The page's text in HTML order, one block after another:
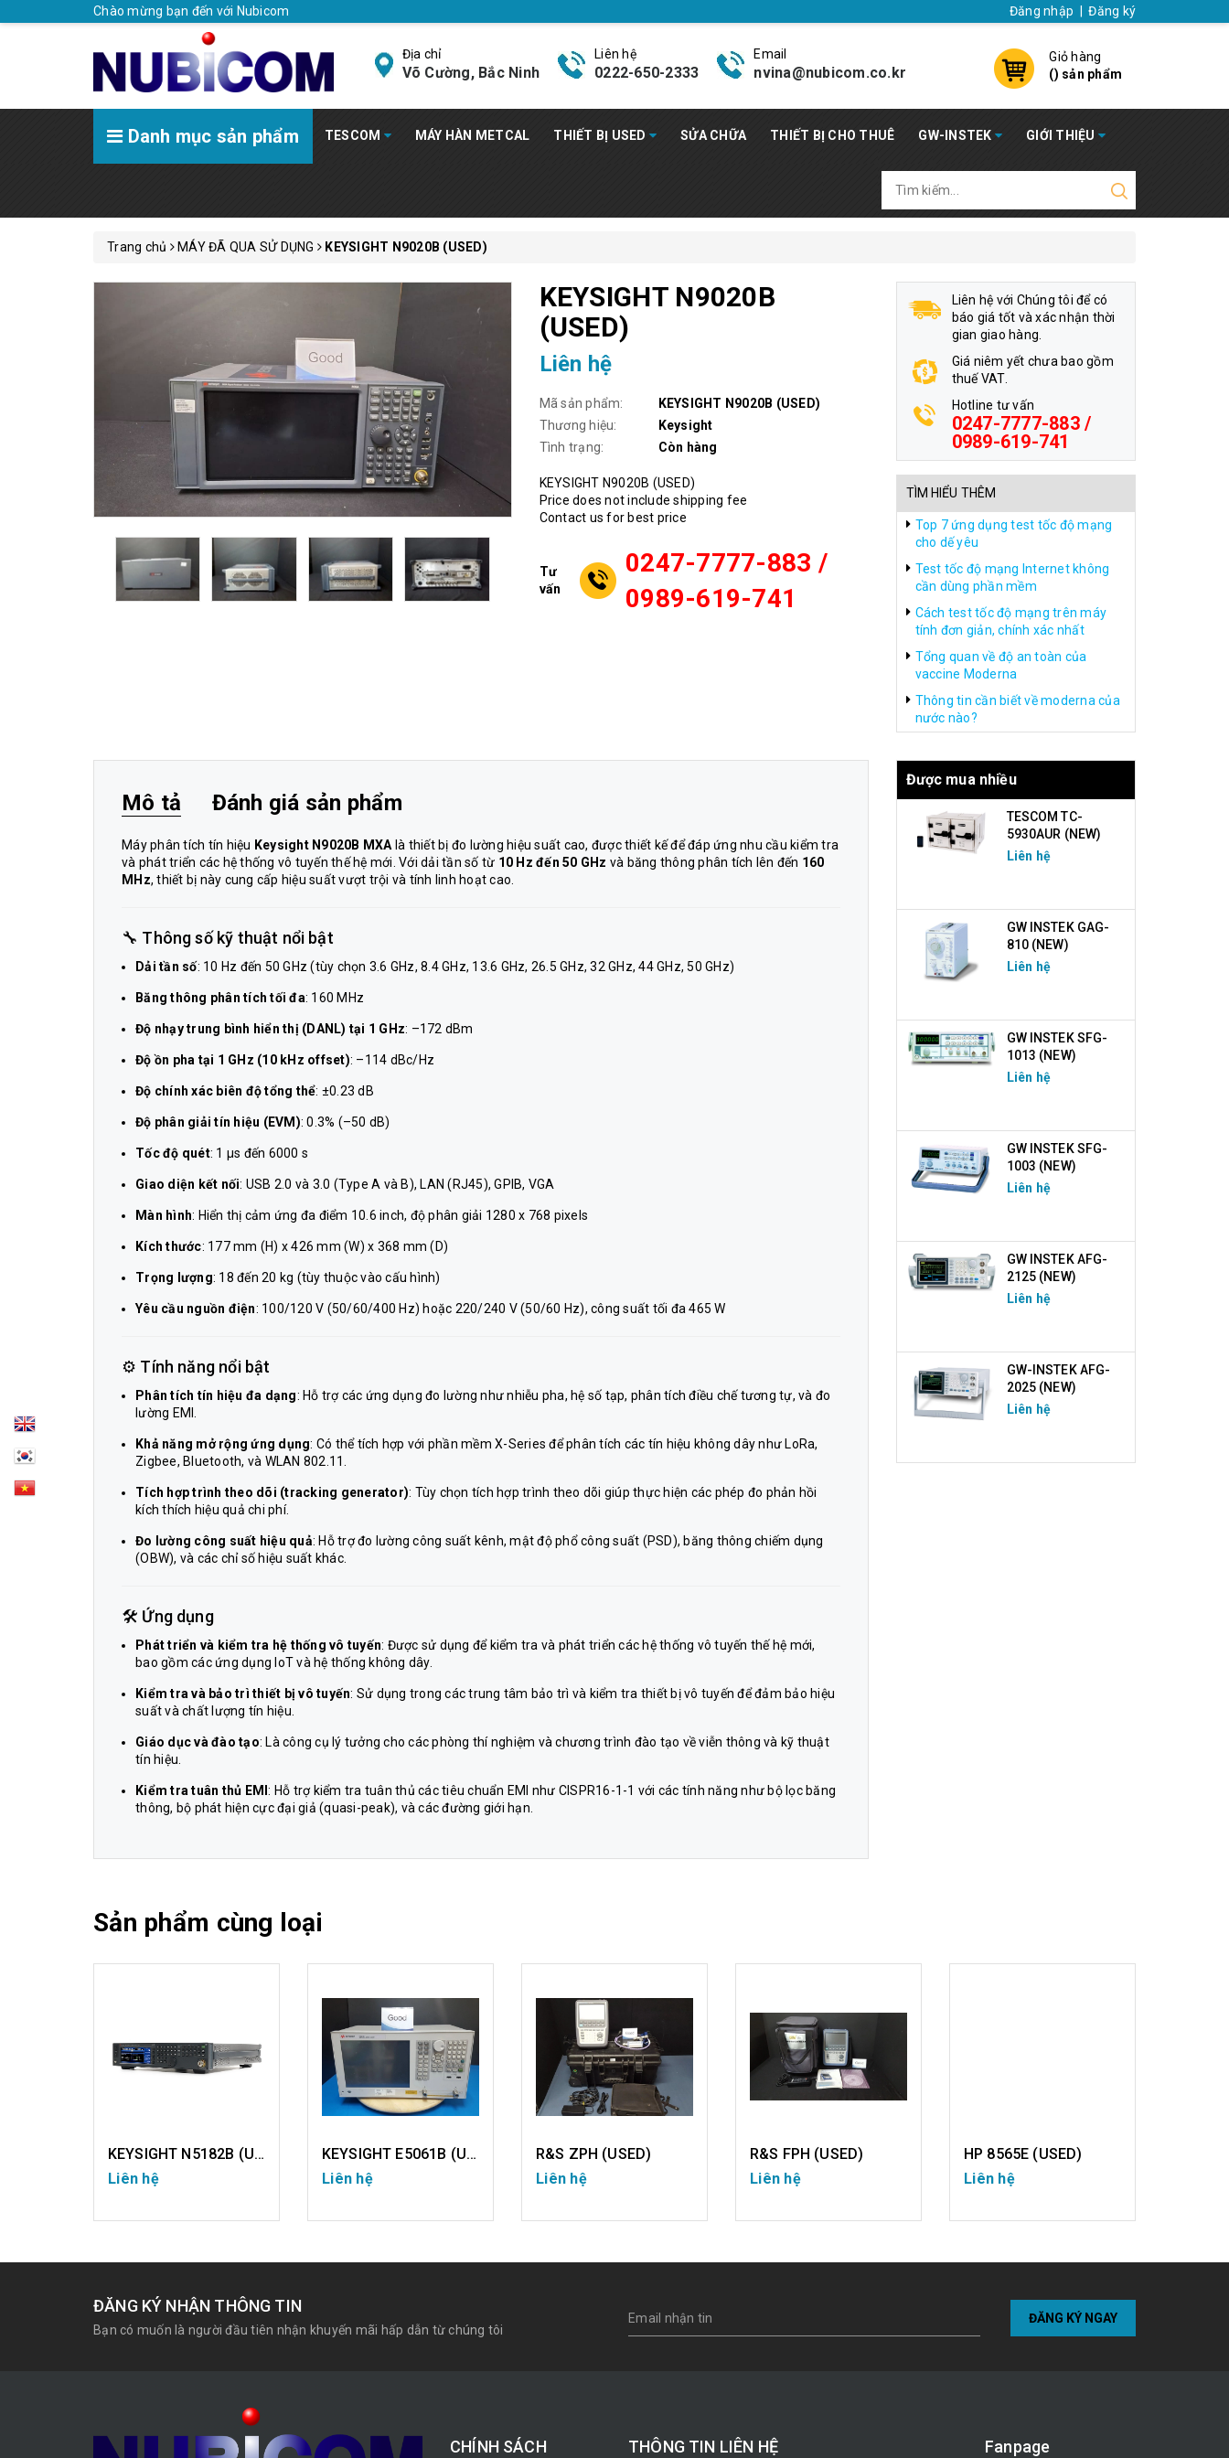
Chào mừng bạn đến với Nubicom Đăng nhập Đăng ký
Địa chỉ
Võ Cường, Bắc Ninh
Liên hệ
0222-650-2333
Email
nvina@nubicom.co.kr
Giỏ hàng
() sản phẩm
Danh mục sản phẩm TESCOM MÁY HÀN METCAL THIẾT BỊ USED SỬA CHỮA THIẾT BỊ CHO THUÊ GW-INSTEK GIỚI THIỆU
Trang chủ MÁY ĐÃ QUA SỬ DỤNG KEYSIGHT N9020B (USED)
KEYSIGHT N9020B
(USED)
Liên hệ
Mã sản phẩm:
KEYSIGHT N9020B (USED)
Thương hiệu:
Keysight
Tình trạng:
Còn hàng
KEYSIGHT N9020B (USED)
Price does not include shipping fee
Contact us for best price
Tư
vấn
0247-7777-883 /
0989-619-741
Liên hệ với Chúng tôi để có
báo giá tốt và xác nhận thời
gian giao hàng.
Giá niêm yết chưa bao gồm
thuế VAT.
Hotline tư vấn
0247-7777-883 /
0989-619-741
TÌM HIỂU THÊM
Top 7 ứng dụng test tốc độ mạng
cho dế yêu
Test tốc độ mạng Internet không
cần dùng phần mềm
Cách test tốc độ mạng trên máy
tính đơn giản, chính xác nhất
Tổng quan về độ an toàn của
vaccine Moderna
Thông tin cần biết về moderna của
nước nào?
Mô tả Đánh giá sản phẩm
Máy phân tích tín hiệu Keysight N9020B MXA là thiết bị đo lường hiệu suất cao, được thiết kế để đáp ứng nhu cầu kiểm tra
và phát triển các hệ thống vô tuyến thế hệ mới. Với dải tần số từ 10 Hz đến 50 GHz và băng thông phân tích lên đến 160
MHz, thiết bị này cung cấp hiệu suất vượt trội và tính linh hoạt cao.
🔧 Thông số kỹ thuật nổi bật
Dải tần số: 10 Hz đến 50 GHz (tùy chọn 3.6 GHz, 8.4 GHz, 13.6 GHz, 26.5 GHz, 32 GHz, 44 GHz, 50 GHz)
Băng thông phân tích tối đa: 160 MHz
Độ nhạy trung bình hiển thị (DANL) tại 1 GHz: –172 dBm
Độ ồn pha tại 1 GHz (10 kHz offset): –114 dBc/Hz
Độ chính xác biên độ tổng thể: ±0.23 dB
Độ phân giải tín hiệu (EVM): 0.3% (–50 dB)
Tốc độ quét: 1 µs đến 6000 s
Giao diện kết nối: USB 2.0 và 3.0 (Type A và B), LAN (RJ45), GPIB, VGA
Màn hình: Hiển thị cảm ứng đa điểm 10.6 inch, độ phân giải 1280 x 768 pixels
Kích thước: 177 mm (H) x 426 mm (W) x 368 mm (D)
Trọng lượng: 18 đến 20 kg (tùy thuộc vào cấu hình)
Yêu cầu nguồn điện: 100/120 V (50/60/400 Hz) hoặc 220/240 V (50/60 Hz), công suất tối đa 465 W
⚙️ Tính năng nổi bật
Phân tích tín hiệu đa dạng: Hỗ trợ các ứng dụng đo lường như nhiễu pha, hệ số tạp, phân tích điều chế tương tự, và đo
lường EMI.
Khả năng mở rộng ứng dụng: Có thể tích hợp với phần mềm X-Series để phân tích các tín hiệu không dây như LoRa,
Zigbee, Bluetooth, và WLAN 802.11.
Tích hợp trình theo dõi (tracking generator): Tùy chọn tích hợp trình theo dõi giúp thực hiện các phép đo phản hồi
kích thích hiệu quả chi phí.
Đo lường công suất hiệu quả: Hỗ trợ đo lường công suất kênh, mật độ phổ công suất (PSD), băng thông chiếm dụng
(OBW), và các chỉ số hiệu suất khác.
🛠️ Ứng dụng
Phát triển và kiểm tra hệ thống vô tuyến: Được sử dụng để kiểm tra và phát triển các hệ thống vô tuyến thế hệ mới,
bao gồm các ứng dụng IoT và hệ thống không dây.
Kiểm tra và bảo trì thiết bị vô tuyến: Sử dụng trong các trung tâm bảo trì và kiểm tra thiết bị vô tuyến để đảm bảo hiệu
suất và chất lượng tín hiệu.
Giáo dục và đào tạo: Là công cụ lý tưởng cho các phòng thí nghiệm và chương trình đào tạo về viễn thông và kỹ thuật
tín hiệu.
Kiểm tra tuân thủ EMI: Hỗ trợ kiểm tra tuân thủ các tiêu chuẩn EMI như CISPR16-1-1 với các tính năng như bộ lọc băng
thông, bộ phát hiện cực đại giả (quasi-peak), và các đường giới hạn.
Được mua nhiều
TESCOM TC-
5930AUR (NEW)
Liên hệ
GW INSTEK GAG-
810 (NEW)
Liên hệ
GW INSTEK SFG-
1013 (NEW)
Liên hệ
GW INSTEK SFG-
1003 (NEW)
Liên hệ
GW INSTEK AFG-
2125 (NEW)
Liên hệ
GW-INSTEK AFG-
2025 (NEW)
Liên hệ
Sản phẩm cùng loại
KEYSIGHT N5182B (USED)
Liên hệ
KEYSIGHT E5061B (USED)
Liên hệ
R&S ZPH (USED)
Liên hệ
R&S FPH (USED)
Liên hệ
HP 8565E (USED)
Liên hệ
ĐĂNG KÝ NHẬN THÔNG TIN
Bạn có muốn là người đầu tiên nhận khuyến mãi hấp dẫn từ chúng tôi
ĐĂNG KÝ NGAY
CHÍNH SÁCH THÔNG TIN LIÊN HỆ Fanpage